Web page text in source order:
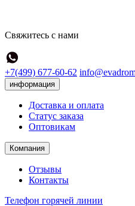
Свяжитесь с нами
+7(499) 677-60-62
информация
Доставка и оплата
Статус заказа
Оптовикам
Компания
Отзывы
Контакты
Телефон горячей линии